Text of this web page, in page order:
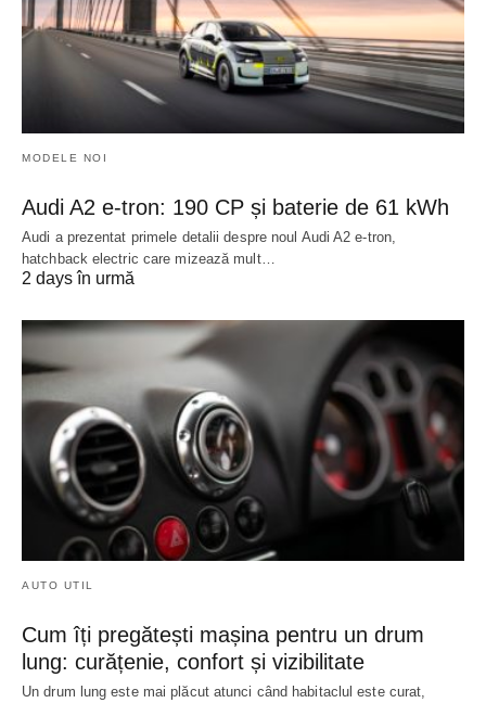
MODELE NOI
Audi A2 e-tron: 190 CP și baterie de 61 kWh
Audi a prezentat primele detalii despre noul Audi A2 e-tron,
hatchback electric care mizează mult…
2 days în urmă
AUTO UTIL
Cum îți pregătești mașina pentru un drum
lung: curățenie, confort și vizibilitate
Un drum lung este mai plăcut atunci când habitaclul este curat,